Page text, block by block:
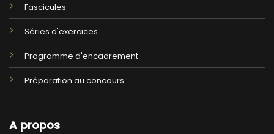
Fascicules
Séries d'exercices
Programme d'encadrement
Préparation au concours
A propos